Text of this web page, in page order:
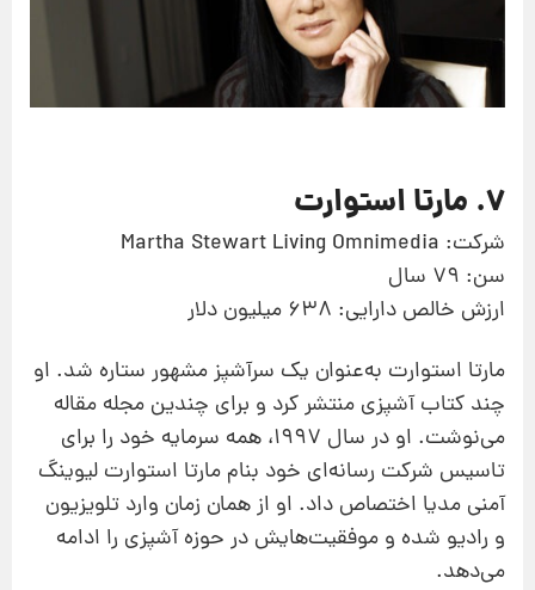
7. مارتا استوارت
شرکت: Martha Stewart Living Omnimedia
سن: 79 سال
ارزش خالص دارایی: 638 میلیون دلار
مارتا استوارت به‌عنوان یک سرآشپز مشهور ستاره شد. او
چند کتاب آشپزی منتشر کرد و برای چندین مجله مقاله
می‌نوشت. او در سال 1997، همه سرمایه خود را برای
تاسیس شرکت رسانه‌ای خود بنام مارتا استوارت لیوینگ
آمنی‌ مدیا اختصاص داد. او از همان زمان وارد تلویزیون
و رادیو شده و موفقیت‌هایش در حوزه آشپزی را ادامه
می‌دهد.